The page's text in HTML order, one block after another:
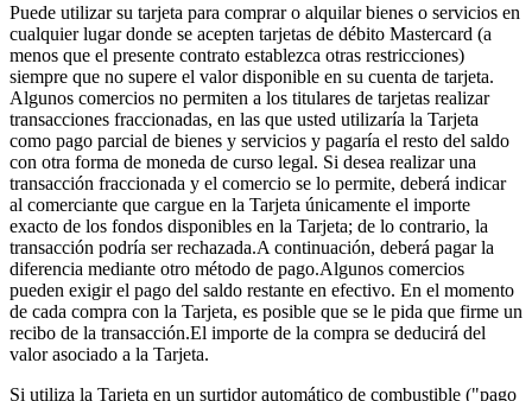
Puede utilizar su tarjeta para comprar o alquilar bienes o servicios en
cualquier lugar donde se acepten tarjetas de débito Mastercard (a
menos que el presente contrato establezca otras restricciones)
siempre que no supere el valor disponible en su cuenta de tarjeta.
Algunos comercios no permiten a los titulares de tarjetas realizar
transacciones fraccionadas, en las que usted utilizaría la Tarjeta
como pago parcial de bienes y servicios y pagaría el resto del saldo
con otra forma de moneda de curso legal. Si desea realizar una
transacción fraccionada y el comercio se lo permite, deberá indicar
al comerciante que cargue en la Tarjeta únicamente el importe
exacto de los fondos disponibles en la Tarjeta; de lo contrario, la
transacción podría ser rechazada.A continuación, deberá pagar la
diferencia mediante otro método de pago.Algunos comercios
pueden exigir el pago del saldo restante en efectivo. En el momento
de cada compra con la Tarjeta, es posible que se le pida que firme un
recibo de la transacción.El importe de la compra se deducirá del
valor asociado a la Tarjeta.
Si utiliza la Tarjeta en un surtidor automático de combustible ("pago